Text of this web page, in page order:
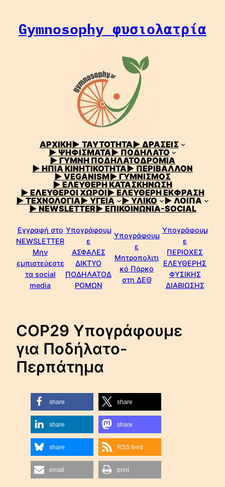
περιεχόμενο
Gymnosophy φυσιολατρία
ΑΡΧΙΚΗ▶ ΤΑΥΤΟΤΗΤΑ▶ ΔΡΑΣΕΙΣ
▶ ΨΗΦΙΣΜΑΤΑ▶ ΠΟΔΗΛΑΤΟ
▶ ΓΥΜΝΗ ΠΟΔΗΛΑΤΟΔΡΟΜΙΑ
▶ ΗΠΙΑ ΚΙΝΗΤΙΚΟΤΗΤΑ▶ ΠΕΡΙΒΑΛΛΟΝ
▶ VEGANISM▶ ΓΥΜΝΙΣΜΟΣ
▶ ΕΛΕΥΘΕΡΗ ΚΑΤΑΣΚΗΝΩΣΗ
▶ ΕΛΕΥΘΕΡΟΙ ΧΩΡΟΙ▶ ΕΛΕΥΘΕΡΗ ΕΚΦΡΑΣΗ
▶ ΤΕΧΝΟΛΟΓΙΑ▶ ΥΓΕΙΑ ▶ ΥΛΙΚΟ
▶ ΛΟΙΠΑ
▶ NEWSLETTER▶ ΕΠΙΚΟΙΝΩΝΙΑ-SOCIAL
Εγγραφή στο
NEWSLETTER
Μην
εμπιστεύεστε
τα social
media
Υπογράφουμ
ε
ΑΣΦΑΛΕΣ
ΔΙΚΤΥΟ
ΠΟΔΗΛΑΤΟΔ
ΡΟΜΩΝ
Υπογράφουμ
ε
Μητροπολιτι
κό Πάρκο
στη ΔΕΘ
Υπογράφουμ
ε
ΠΕΡΙΟΧΕΣ
ΕΛΕΥΘΕΡΗΣ
ΦΥΣΙΚΗΣ
ΔΙΑΒΙΩΣΗΣ
COP29 Υπογράφουμε
για Ποδήλατο-
Περπάτημα
share share
share share
share RSS feed
email print